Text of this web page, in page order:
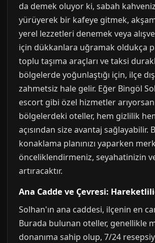
da demek oluyor ki, sabah
yürüyerek bir kafeye gitmek,
yerel lezzetleri denemek veya
için dükkanlara uğramak oldukça
toplu taşıma araçları ve taksi
bölgelerde yoğunlaştığı için, ilçe
zahmetsiz hale gelir. Eğer Bingöl
escort gibi özel hizmetler
bölgelerdeki oteller, hem gizlilik
açısından size avantaj sağlayabilir.
konaklama planınızı yaparken
önceliklendirmeniz, seyahatinizin
artıracaktır.
Ana Cadde ve Çevresi:
Solhan'ın ana caddesi, ilçenin en
Burada bulunan oteller, genellikle
donanıma sahip olup, 7/24